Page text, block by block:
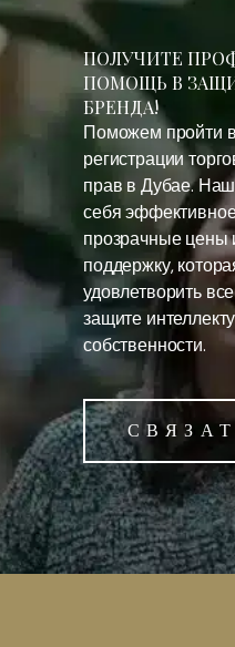
ПОЛУЧИТЕ
ПОМОЩЬ В
БРЕНДА!
Поможем пройти
регистрации
прав в Дубае.
себя
прозрачные цены
поддержку,
удовлетворить
защите
собственности.